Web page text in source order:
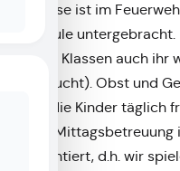
Klasse ist im
Schule
aller Klassen auch
gebucht). Obst und
für die Kinder täglich
Die
orientiert, d.h. wir